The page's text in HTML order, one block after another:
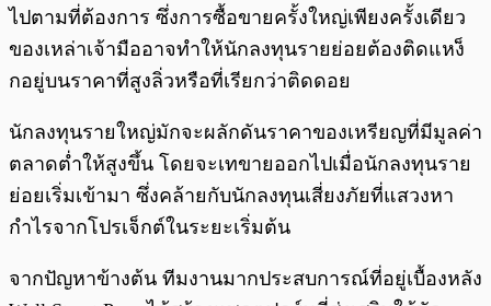
ไปตามที่ต้องการ ซึ่งการซื้อขายครั้งใหญ่เพียงครั้งเดียว
ของเหล่าเจ้ามืออาจทำให้นักลงทุนรายย่อยต้องติดแหง็
กอยู่บนราคาที่สูงลิ่วหรือที่เรียกว่าติดดอย
นักลงทุนรายใหญ่มักจะผลักดันราคาของเหรียญที่มีมูลค่า
ตลาดต่ำให้สูงขึ้น โดยจะเทขายออกไปเมื่อนักลงทุนราย
ย่อยเริ่มเข้ามา ซึ่งคล้ายกับนักลงทุนเสี่ยงภัยที่แสวงหา
กำไรจากโปรเจ็กต์ในระยะเริ่มต้น
จากปัญหาข้างต้น ทีมงานมากประสบการณ์ที่อยู่เบื้องหลัง